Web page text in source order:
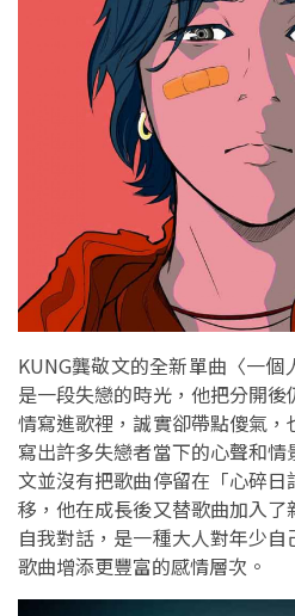
KUNG龔敬文的全新單曲〈一
是一段失戀的時光，他把分開
情寫進歌裡，誠實卻帶點傻氣
寫出許多失戀者當下的心聲和
文並沒有把歌曲停留在「心碎
移，他在成長後又替歌曲加入
自我對話，是一種大人對年少
歌曲增添更豐富的感情層次。